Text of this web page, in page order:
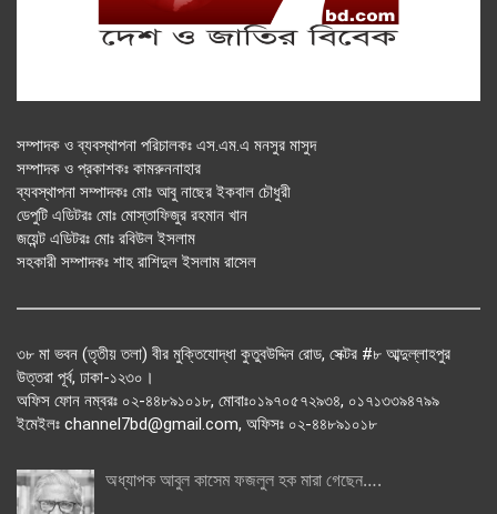
সম্পাদক ও ব্যবস্থাপনা পরিচালকঃ এস.এম.এ মনসুর মাসুদ
সম্পাদক ও প্রকাশকঃ কামরুননাহার
ব্যবস্থাপনা সম্পাদকঃ মোঃ আবু নাছের ইকবাল চৌধুরী
ডেপুটি এডিটরঃ মোঃ মোস্তাফিজুর রহমান খান
জয়েন্ট এডিটরঃ মোঃ রবিউল ইসলাম
সহকারী সম্পাদকঃ শাহ রাশিদুল ইসলাম রাসেল
৩৮ মা ভবন (তৃতীয় তলা) বীর মুক্তিযোদ্ধা কুতুবউদ্দিন রোড, সেক্টর #৮ আব্দুল্লাহপুর
উত্তরা পূর্ব, ঢাকা-১২৩০।
অফিস ফোন নম্বরঃ ০২-৪৪৮৯১০১৮, মোবাঃ০১৯৭০৫৭২৯৩৪, ০১৭১৩৩৯৪৭৯৯
ইমেইলঃ channel7bd@gmail.com, অফিসঃ ০২-৪৪৮৯১০১৮
অধ্যাপক আবুল কাসেম ফজলুল হক মারা গেছেন….